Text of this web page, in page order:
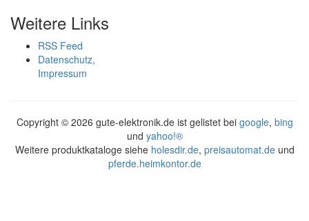
Weitere Links
RSS Feed
Datenschutz,
Impressum
Copyright © 2026 gute-elektronik.de ist gelistet bei google, bing
und yahoo!®
Weitere produktkataloge siehe holesdir.de, preisautomat.deund
pferde.heimkontor.de